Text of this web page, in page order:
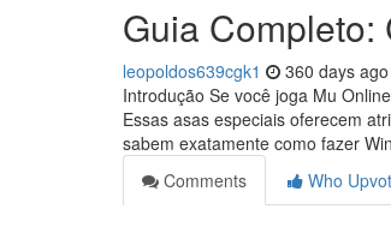
Guia Completo:
leopoldos639cgk1 360 days ago
Introdução Se você joga Mu
Essas asas especiais oferecem
sabem exatamente como fazer
Comments
Who